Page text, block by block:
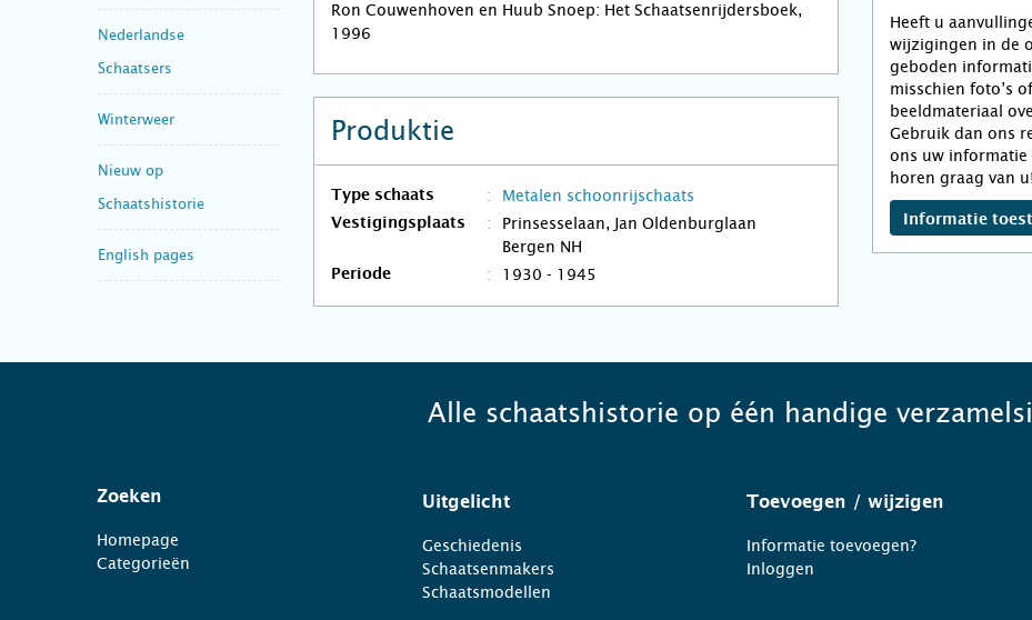
Nederlandse
Schaatsers
Winterweer
Nieuw op
Schaatshistorie
English pages
Ron Couwenhoven en Huub Snoep: Het Schaatsenrijdersboek,
1996
Produktie
Type schaats Metalen schoonrijschaats
Vestigingsplaats
Prinsesselaan, Jan Oldenburglaan
Bergen NH
Periode 1930 - 1945
Heeft u
wijzigingen in de
geboden
misschien foto’s
beeldmateriaal
Gebruik dan ons
ons uw informatie
horen graag van u!
Informatie
Alle schaatshistorie op één handige
Zoeken
Homepage
Categorieën
Uitgelicht
Geschiedenis
Schaatsenmakers
Schaatsmodellen
Toevoegen / wijzigen
Informatie toevoegen?
Inloggen